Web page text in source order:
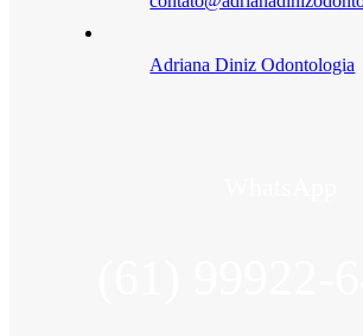
Adriana Diniz Odontologia